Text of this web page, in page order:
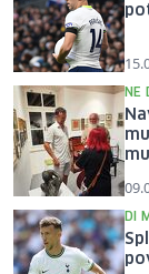
NE
DI